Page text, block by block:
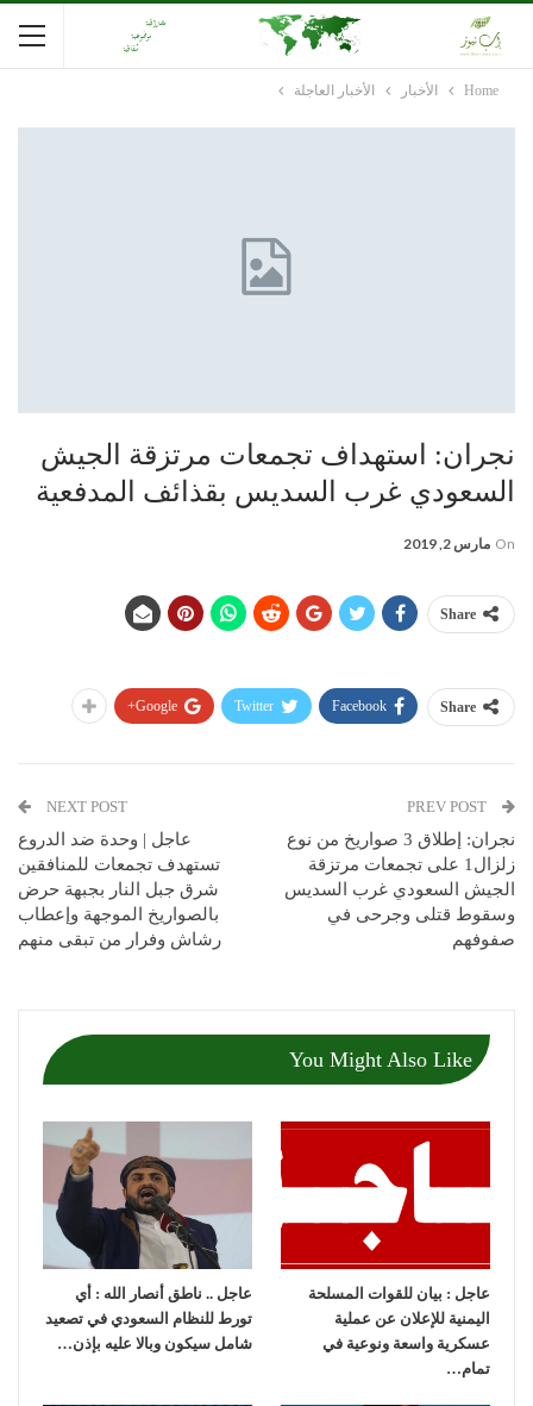
Home الأخبار الأخبار العاجلة
نجران: استهداف تجمعات مرتزقة الجيش
السعودي غرب السديس بقذائف المدفعية
On مارس 2, 2019
Share
Share
Facebook
Twitter
Google+
نجران: إطلاق 3 صواريخ من نوع
زلزال1 على تجمعات مرتزقة
الجيش السعودي غرب السديس
وسقوط قتلى وجرحى في
صفوفهم
NEXT POST
عاجل | وحدة ضد الدروع
تستهدف تجمعات للمنافقين
شرق جبل النار بجبهة حرض
بالصواريخ الموجهة وإعطاب
رشاش وفرار من تبقى منهم
You Might Also Like
عاجل : بيان للقوات المسلحة
اليمنية للإعلان عن عملية
عسكرية واسعة ونوعية في
تمام…
عاجل .. ناطق أنصار الله : أي
تورط للنظام السعودي في تصعيد
شامل سيكون وبالا عليه بإذن…